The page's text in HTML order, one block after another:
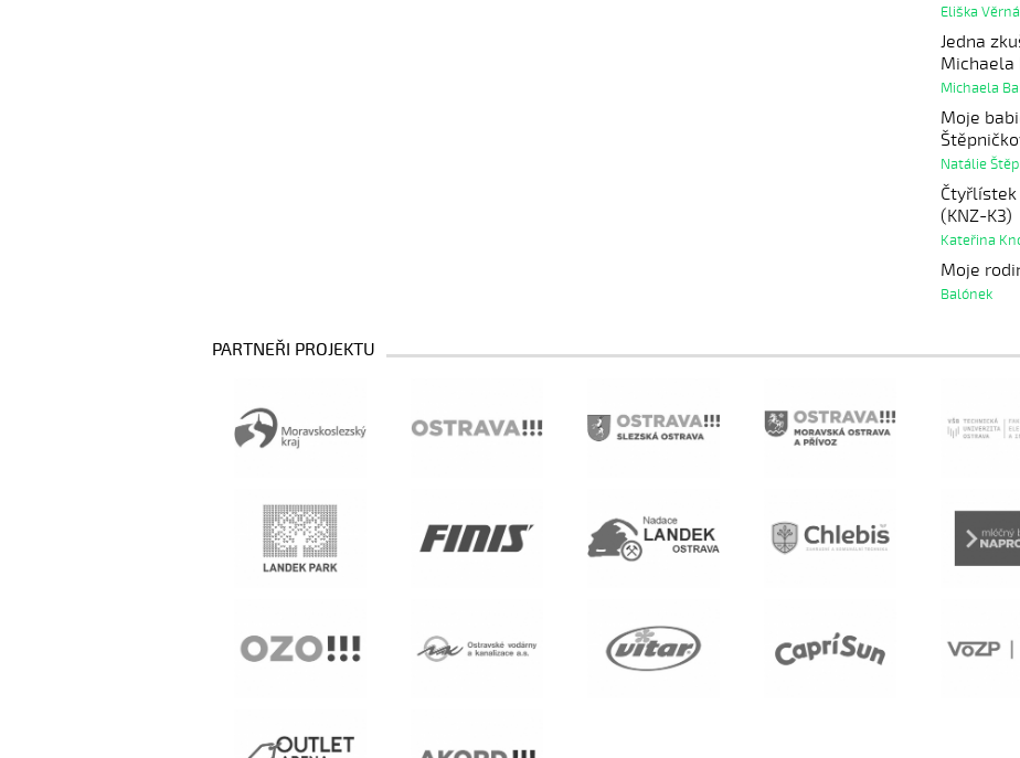
Eliška Věrná
Jedna
Michaela
Michaela
Moje
Natálie
(KNZ-K3)
Kateřina
Moje
Balónek
PARTNEŘI PROJEKTU